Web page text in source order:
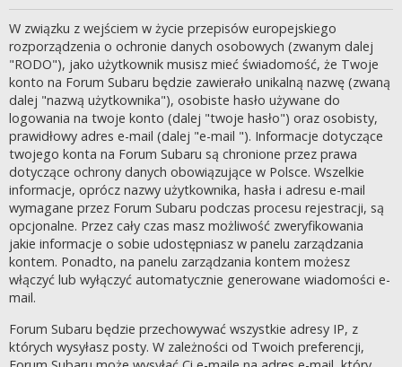
W związku z wejściem w życie przepisów europejskiego
rozporządzenia o ochronie danych osobowych (zwanym dalej
"RODO"), jako użytkownik musisz mieć świadomość, że Twoje
konto na Forum Subaru będzie zawierało unikalną nazwę (zwaną
dalej "nazwą użytkownika"), osobiste hasło używane do
logowania na twoje konto (dalej "twoje hasło") oraz osobisty,
prawidłowy adres e-mail (dalej "e-mail "). Informacje dotyczące
twojego konta na Forum Subaru są chronione przez prawa
dotyczące ochrony danych obowiązujące w Polsce. Wszelkie
informacje, oprócz nazwy użytkownika, hasła i adresu e-mail
wymagane przez Forum Subaru podczas procesu rejestracji, są
opcjonalne. Przez cały czas masz możliwość zweryfikowania
jakie informacje o sobie udostępniasz w panelu zarządzania
kontem. Ponadto, na panelu zarządzania kontem możesz
włączyć lub wyłączyć automatycznie generowane wiadomości e-
mail.
Forum Subaru będzie przechowywać wszystkie adresy IP, z
których wysyłasz posty. W zależności od Twoich preferencji,